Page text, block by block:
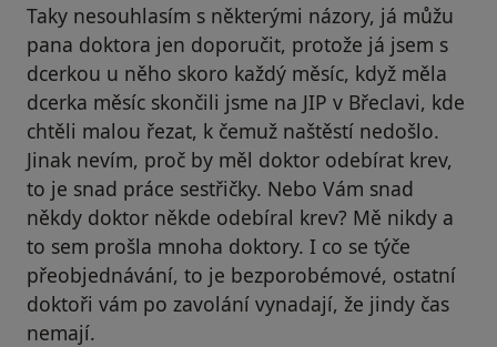
Taky nesouhlasím s některými názory, já můžu
pana doktora jen doporučit, protože já jsem s
dcerkou u něho skoro každý měsíc, když měla
dcerka měsíc skončili jsme na JIP v Břeclavi, kde
chtěli malou řezat, k čemuž naštěstí nedošlo.
Jinak nevím, proč by měl doktor odebírat krev,
to je snad práce sestřičky. Nebo Vám snad
někdy doktor někde odebíral krev? Mě nikdy a
to sem prošla mnoha doktory. I co se týče
přeobjednávání, to je bezporobémové, ostatní
doktoři vám po zavolání vynadají, že jindy čas
nemají.